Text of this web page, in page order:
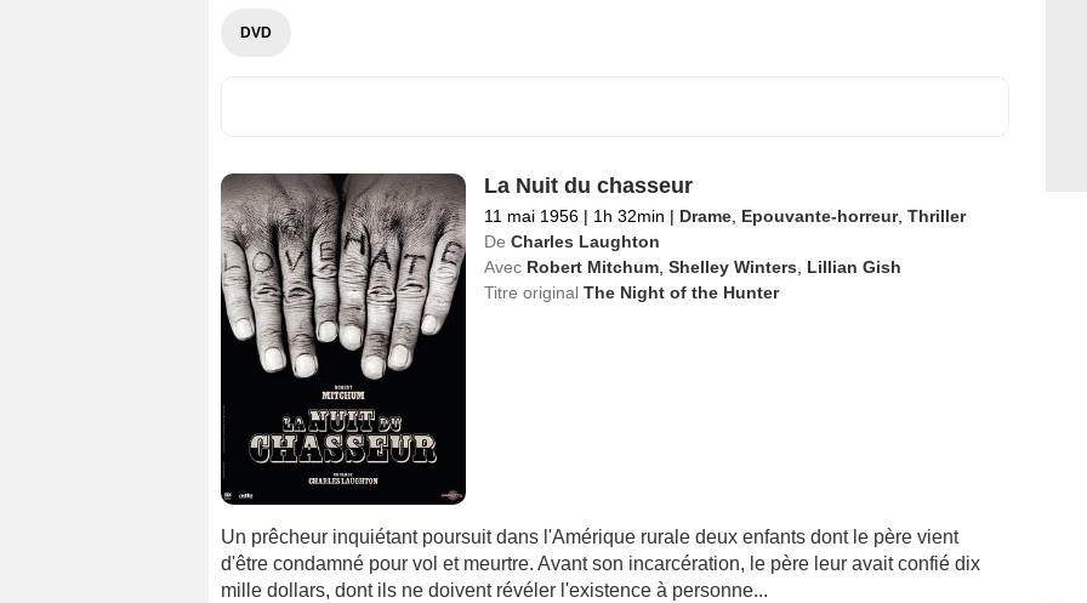
DVD
La Nuit du chasseur
11 mai 1956 | 1h 32min | Drame, Epouvante-horreur, Thriller
De Charles Laughton
Avec Robert Mitchum, Shelley Winters, Lillian Gish
Titre original The Night of the Hunter
Un prêcheur inquiétant poursuit dans l'Amérique rurale deux enfants dont le père vient
d'être condamné pour vol et meurtre. Avant son incarcération, le père leur avait confié dix
mille dollars, dont ils ne doivent révéler l'existence à personne...